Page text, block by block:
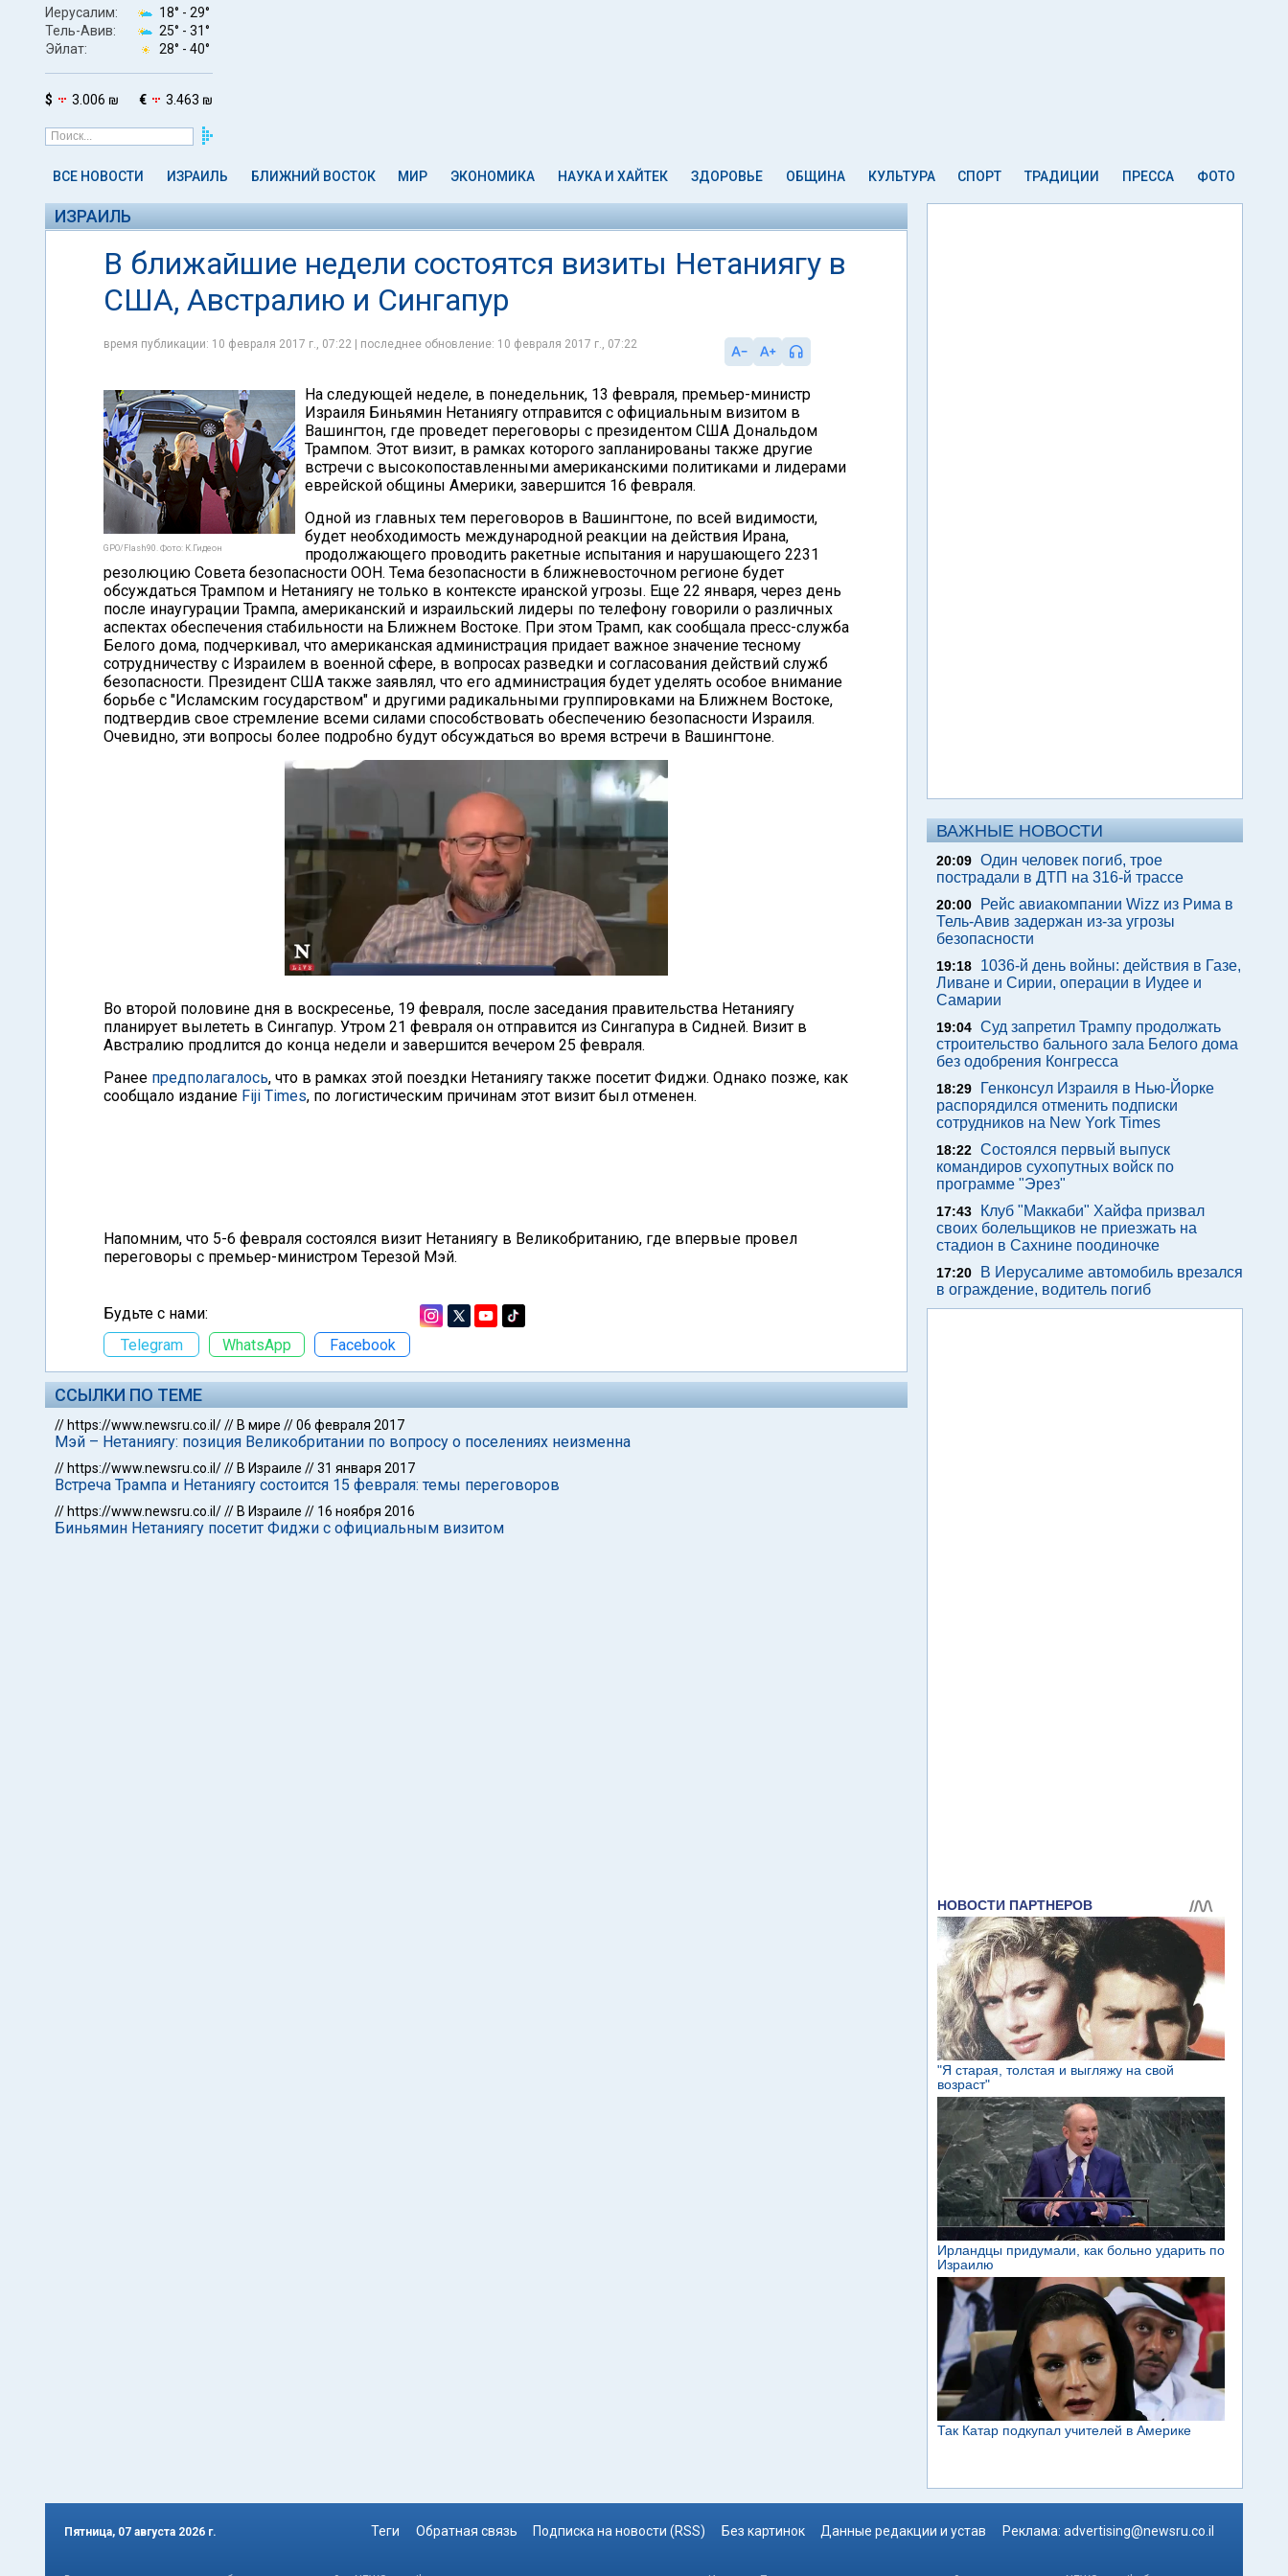
Иерусалим: 18° - 29°
Тель-Авив:
25° - 31°
Эйлат:
28° - 40°
$ 3.006 ₪ € 3.463 ₪
ВСЕ НОВОСТИ ИЗРАИЛЬ БЛИЖНИЙ ВОСТОК МИР ЭКОНОМИКА НАУКА И ХАЙТЕК ЗДОРОВЬЕ ОБЩИНА КУЛЬТУРА СПОРТ ТРАДИЦИИ ПРЕССА ФОТО
ИЗРАИЛЬ
В ближайшие недели состоятся визиты Нетаниягу в
США, Австралию и Сингапур
время публикации: 10 февраля 2017 г., 07:22 | последнее обновление: 10 февраля 2017 г., 07:22
GPO/Flash90. Фото: К.Гидеон
На следующей неделе, в понедельник, 13 февраля, премьер-министр
Израиля Биньямин Нетаниягу отправится с официальным визитом в
Вашингтон, где проведет переговоры с президентом США Дональдом
Трампом. Этот визит, в рамках которого запланированы также другие
встречи с высокопоставленными американскими политиками и лидерами
еврейской общины Америки, завершится 16 февраля.
Одной из главных тем переговоров в Вашингтоне, по всей видимости,
будет необходимость международной реакции на действия Ирана,
продолжающего проводить ракетные испытания и нарушающего 2231
резолюцию Совета безопасности ООН. Тема безопасности в ближневосточном регионе будет
обсуждаться Трампом и Нетаниягу не только в контексте иранской угрозы. Еще 22 января, через день
после инаугурации Трампа, американский и израильский лидеры по телефону говорили о различных
аспектах обеспечения стабильности на Ближнем Востоке. При этом Трамп, как сообщала пресс-служба
Белого дома, подчеркивал, что американская администрация придает важное значение тесному
сотрудничеству с Израилем в военной сфере, в вопросах разведки и согласования действий служб
безопасности. Президент США также заявлял, что его администрация будет уделять особое внимание
борьбе с "Исламским государством" и другими радикальными группировками на Ближнем Востоке,
подтвердив свое стремление всеми силами способствовать обеспечению безопасности Израиля.
Очевидно, эти вопросы более подробно будут обсуждаться во время встречи в Вашингтоне.
Во второй половине дня в воскресенье, 19 февраля, после заседания правительства Нетаниягу
планирует вылететь в Сингапур. Утром 21 февраля он отправится из Сингапура в Сидней. Визит в
Австралию продлится до конца недели и завершится вечером 25 февраля.
Ранее предполагалось, что в рамках этой поездки Нетаниягу также посетит Фиджи. Однако позже, как
сообщало издание Fiji Times, по логистическим причинам этот визит был отменен.
Напомним, что 5-6 февраля состоялся визит Нетаниягу в Великобританию, где впервые провел
переговоры с премьер-министром Терезой Мэй.
Будьте с нами:
Telegram
WhatsApp Facebook
ССЫЛКИ ПО ТЕМЕ
// https://www.newsru.co.il/// В мире //06 февраля 2017
Мэй – Нетаниягу: позиция Великобритании по вопросу о поселениях неизменна
// https://www.newsru.co.il/// В Израиле //31 января 2017
Встреча Трампа и Нетаниягу состоится 15 февраля: темы переговоров
// https://www.newsru.co.il/// В Израиле // 16 ноября 2016
Биньямин Нетаниягу посетит Фиджи с официальным визитом
ВАЖНЫЕ НОВОСТИ
20:09 Один человек погиб, трое
пострадали в ДТП на 316-й трассе
20:00
Рейс авиакомпании Wizz из Рима в
Тель-Авив задержан из-за угрозы
безопасности
19:18
1036-й день войны: действия в Газе,
Ливане и Сирии, операции в Иудее и
Самарии
19:04 Суд запретил Трампу продолжать
строительство бального зала Белого дома
без одобрения Конгресса
18:29
Генконсул Израиля в Нью-Йорке
распорядился отменить подписки
сотрудников на New York Times
18:22 Состоялся первый выпуск
командиров сухопутных войск по
программе "Эрез"
17:43
Клуб "Маккаби" Хайфа призвал
своих болельщиков не приезжать на
стадион в Сахнине поодиночке
17:20
В Иерусалиме автомобиль врезался
в ограждение, водитель погиб
Пятница, 07 августа 2026 г. Теги Обратная связь Подписка на новости (RSS) Без картинок Данные редакции и устав Реклама: advertising@newsru.co.il